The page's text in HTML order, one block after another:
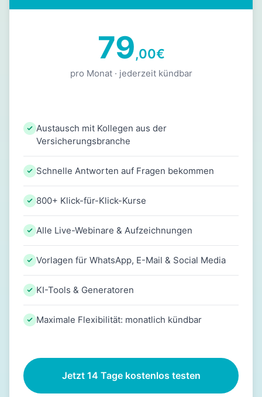
79,00€
pro Monat · jederzeit kündbar
Austausch mit Kollegen aus der
Versicherungsbranche
Schnelle Antworten auf Fragen bekommen
800+ Klick-für-Klick-Kurse
Alle Live-Webinare & Aufzeichnungen
Vorlagen für WhatsApp, E-Mail & Social Media
KI-Tools & Generatoren
Maximale Flexibilität: monatlich kündbar
Jetzt 14 Tage kostenlos testen